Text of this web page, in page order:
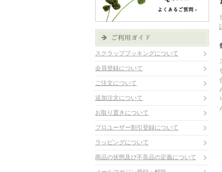
スクラップブッキングについて
会員登録について
ご注文について
追加注文について
お取り置きについて
プロユーザー割引登録について
ラッピングについて
商品の状態及び不良品の定義について